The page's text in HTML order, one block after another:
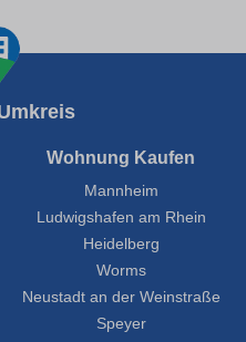
Wohnung Kaufen
Mannheim
Ludwigshafen am Rhein
Heidelberg
Worms
Neustadt an der Weinstraße
Speyer